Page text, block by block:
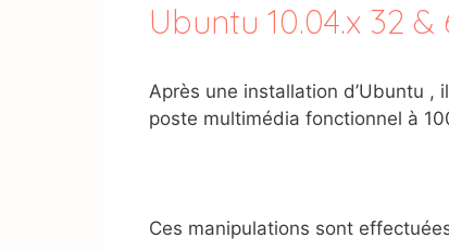
Ubuntu 10.04.x 32 &
Après une installation d’Ubuntu ,
poste multimédia fonctionnel à
Ces manipulations sont